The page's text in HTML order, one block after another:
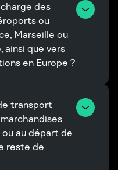
des
ou
Marseille ou
ainsi que vers
en Europe ?
transport
au départ de
reste de